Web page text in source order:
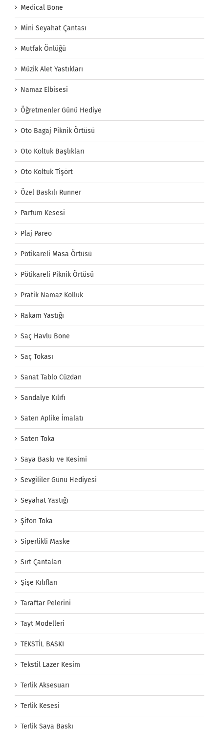
Medical Bone
Mini Seyahat Çantası
Mutfak Önlüğü
Müzik Alet Yastıkları
Namaz Elbisesi
Öğretmenler Günü Hediye
Oto Bagaj Piknik Örtüsü
Oto Koltuk Başlıkları
Oto Koltuk Tişört
Özel Baskılı Runner
Parfüm Kesesi
Plaj Pareo
Pötikareli Masa Örtüsü
Pötikareli Piknik Örtüsü
Pratik Namaz Kolluk
Rakam Yastığı
Saç Havlu Bone
Saç Tokası
Sanat Tablo Cüzdan
Sandalye Kılıfı
Saten Aplike İmalatı
Saten Toka
Saya Baskı ve Kesimi
Sevgililer Günü Hediyesi
Seyahat Yastığı
Şifon Toka
Siperlikli Maske
Sırt Çantaları
Şişe Kılıfları
Taraftar Pelerini
Tayt Modelleri
TEKSTİL BASKI
Tekstil Lazer Kesim
Terlik Aksesuarı
Terlik Kesesi
Terlik Saya Baskı